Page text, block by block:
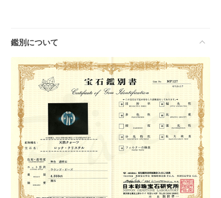
鑑別について